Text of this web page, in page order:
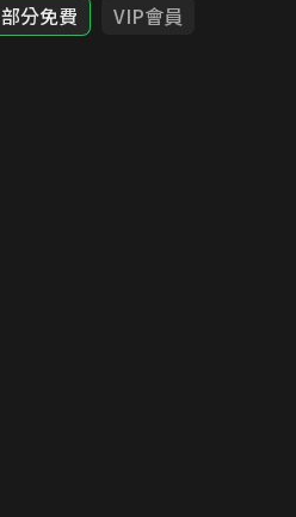
部分免費 VIP會員